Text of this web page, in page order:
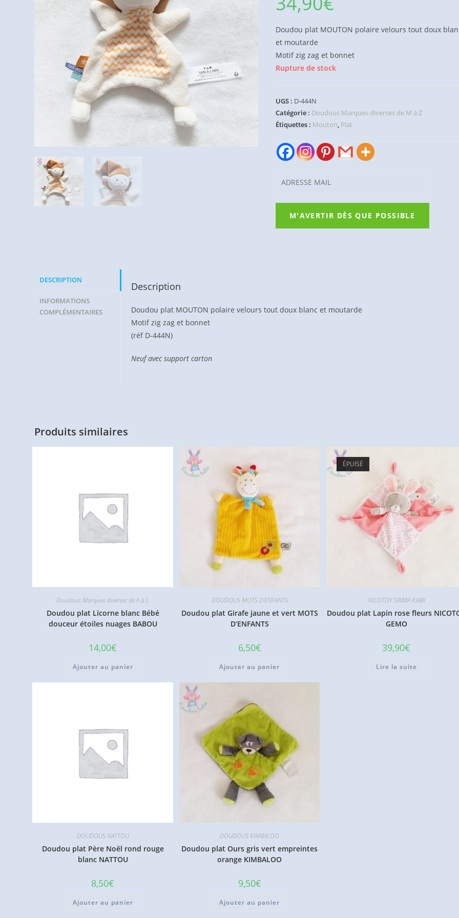
Doudou plat MOUTON polaire velours tout doux
et moutarde
Motif zig zag et bonnet
Rupture de stock
UGS : D-444N
Catégorie : Doudous Marques diverses de M à Z
Étiquettes : Mouton, Plat
DESCRIPTION
INFORMATIONS
COMPLÉMENTAIRES
Description
Doudou plat MOUTON polaire velours tout doux blanc et moutarde
Motif zig zag et bonnet
(réf D-444N)
Neuf avec support carton
Produits similaires
Doudous Marques diverses de A à L
Doudou plat Licorne blanc Bébé
douceur étoiles nuages BABOU
14,00€
Ajouter au panier
DOUDOUS MOTS D'ENFANTS
Doudou plat Girafe jaune et vert MOTS
D’ENFANTS
6,50€
Ajouter au panier
ÉPUISÉ
NICOTOY SIMBA KIABI
Doudou plat Lapin rose fleurs
GEMO
39,90€
Lire la suite
DOUDOUS NATTOU
Doudou plat Père Noël rond rouge
blanc NATTOU
8,50€
Ajouter au panier
DOUDOUS KIMBALOO
Doudou plat Ours gris vert empreintes
orange KIMBALOO
9,50€
Ajouter au panier